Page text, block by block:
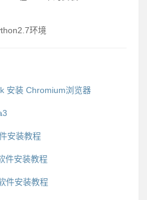
环境
安装 Chromium浏览器
安装教程
件安装教程
件安装教程